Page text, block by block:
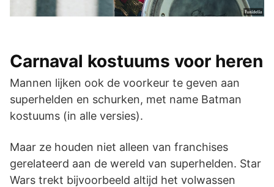
Carnaval kostuums voor heren
Mannen lijken ook de voorkeur te geven aan
superhelden en schurken, met name Batman
kostuums (in alle versies).
Maar ze houden niet alleen van franchises
gerelateerd aan de wereld van superhelden. Star
Wars trekt bijvoorbeeld altijd het volwassen